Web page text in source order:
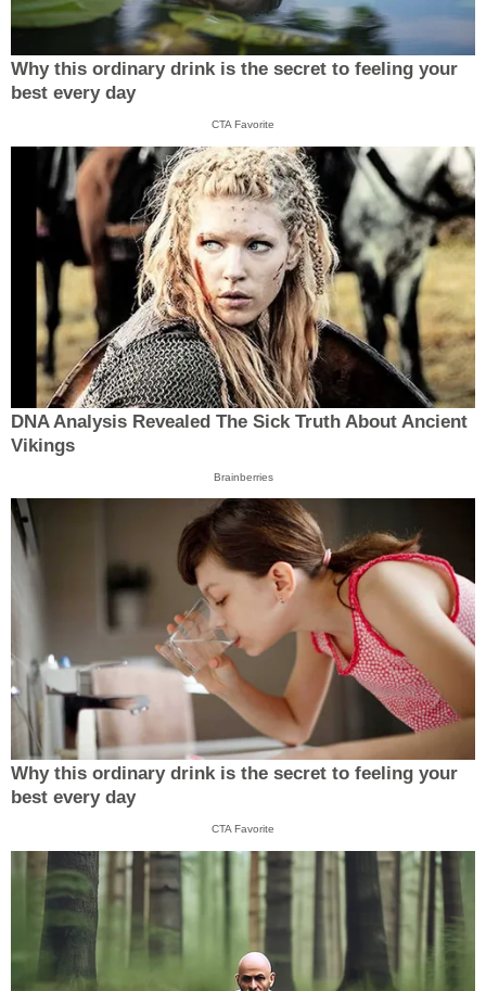
Why this ordinary drink is the secret to feeling your
best every day
CTA Favorite
DNA Analysis Revealed The Sick Truth About Ancient
Vikings
Brainberries
Why this ordinary drink is the secret to feeling your
best every day
CTA Favorite